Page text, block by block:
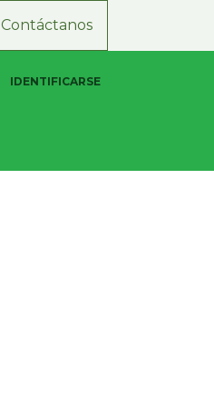
Contáctanos
IDENTIFICARSE